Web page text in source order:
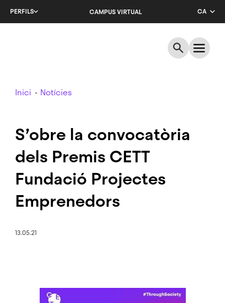
PERFILS CAMPUS VIRTUAL
CA
ES
Breadcrumb
Inici Notícies
S’obre la convocatòria
dels Premis CETT
Fundació Projectes
Emprenedors
13.05.21